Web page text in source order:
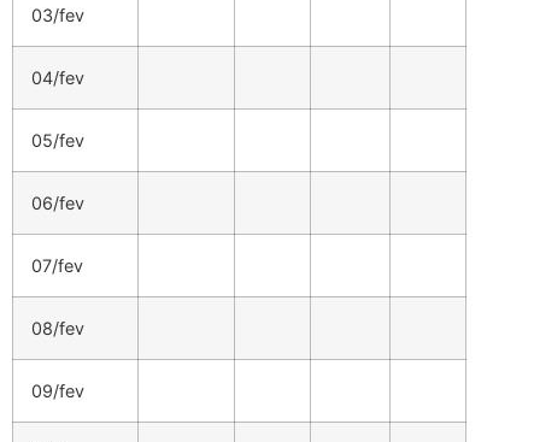
03/fev
04/fev
05/fev
06/fev
07/fev
08/fev
09/fev